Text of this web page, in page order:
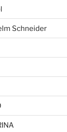
Schneider